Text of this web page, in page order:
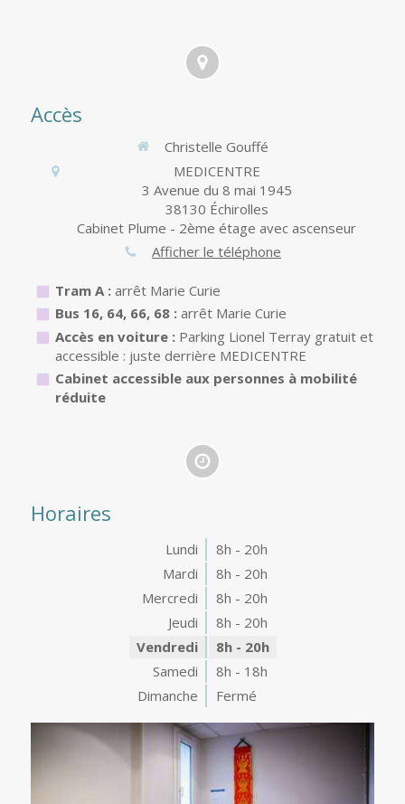
Accès
Christelle Gouffé
MEDICENTRE
3 Avenue du 8 mai 1945
38130 Échirolles
Cabinet Plume - 2ème étage avec ascenseur
Afficher le téléphone
Tram A : arrêt Marie Curie
Bus 16, 64, 66, 68 : arrêt Marie Curie
Accès en voiture : Parking Lionel Terray gratuit et
accessible : juste derrière MEDICENTRE
Cabinet accessible aux personnes à mobilité
réduite
Horaires
Lundi
8h - 20h
Mardi
8h - 20h
Mercredi
8h - 20h
Jeudi
8h - 20h
Vendredi
8h - 20h
Samedi
8h - 18h
Dimanche
Fermé